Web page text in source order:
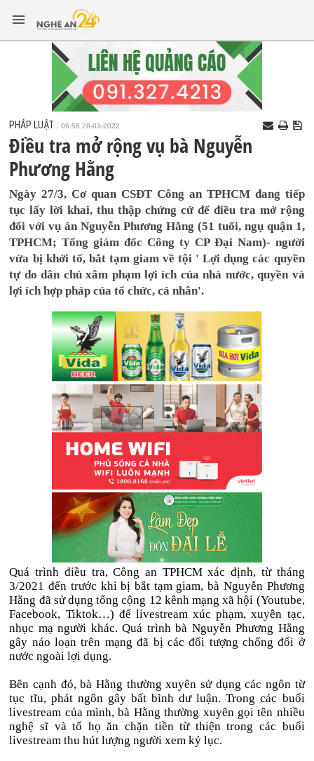
PHÁP LUẬT 06:58 28-03-2022
Điều tra mở rộng vụ bà Nguyễn
Phương Hằng
Ngày 27/3, Cơ quan CSĐT Công an TPHCM đang tiếp
tục lấy lời khai, thu thập chứng cứ để điều tra mở rộng
đối với vụ án Nguyễn Phương Hằng (51 tuổi, ngụ quận 1,
TPHCM; Tổng giám đốc Công ty CP Đại Nam)- người
vừa bị khởi tố, bắt tạm giam về tội ' Lợi dụng các quyền
tự do dân chủ xâm phạm lợi ích của nhà nước, quyền và
lợi ích hợp pháp của tổ chức, cá nhân'.
Quá trình điều tra, Công an TPHCM xác định, từ tháng
3/2021 đến trước khi bị bắt tạm giam, bà Nguyễn Phương
Hằng đã sử dụng tổng cộng 12 kênh mạng xã hội (Youtube,
Facebook, Tiktok…) để livestream xúc phạm, xuyên tạc,
nhục mạ người khác. Quá trình bà Nguyễn Phương Hằng
gây náo loạn trên mạng đã bị các đối tượng chống đối ở
nước ngoài lợi dụng.
Bên cạnh đó, bà Hằng thường xuyên sử dụng các ngôn từ
tục tĩu, phát ngôn gây bất bình dư luận. Trong các buổi
livestream của mình, bà Hằng thường xuyên gọi tên nhiều
nghệ sĩ và tố họ ăn chặn tiền từ thiện trong các buổi
livestream thu hút lượng người xem kỷ lục.